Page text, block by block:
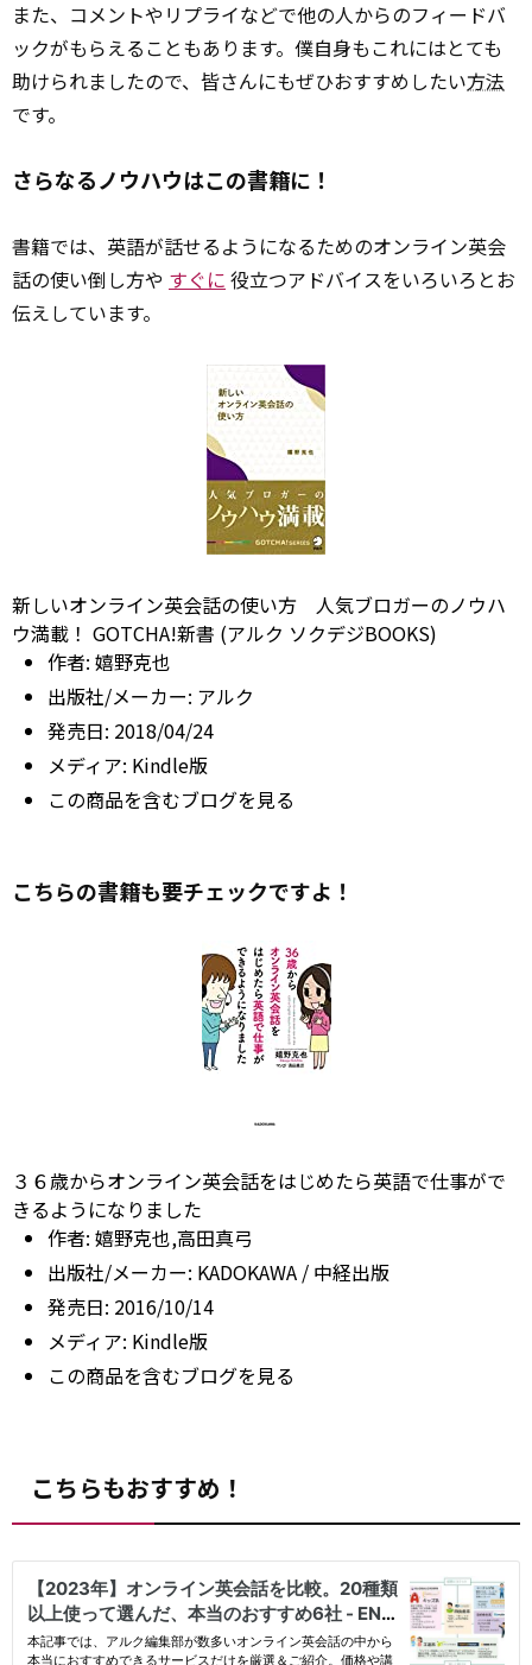
また、コメントやリプライなどで他の人からのフィードバ
ックがもらえることもあります。僕自身もこれにはとても
助けられましたので、皆さんにもぜひおすすめしたい方法
です。
さらなるノウハウはこの書籍に！
書籍では、英語が話せるようになるためのオンライン英会
話の使い倒し方や すぐに 役立つアドバイスをいろいろとお
伝えしています。
新しいオンライン英会話の使い方 人気ブロガーのノウハ
ウ満載！ GOTCHA!新書 (アルク ソクデジBOOKS)
作者: 嬉野克也
出版社/メーカー: アルク
発売日: 2018/04/24
メディア: Kindle版
この商品を含むブログを見る
こちらの書籍も要チェックですよ！
３６歳からオンライン英会話をはじめたら英語で仕事がで
きるようになりました
作者: 嬉野克也,高田真弓
出版社/メーカー: KADOKAWA / 中経出版
発売日: 2016/10/14
メディア: Kindle版
この商品を含むブログを見る
こちらもおすすめ！